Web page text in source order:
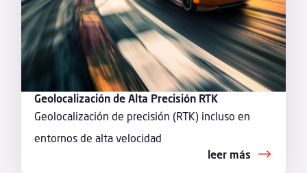
Geolocalización de Alta Precisión RTK
Geolocalización de precisión (RTK) incluso en
entornos de alta velocidad
leer más